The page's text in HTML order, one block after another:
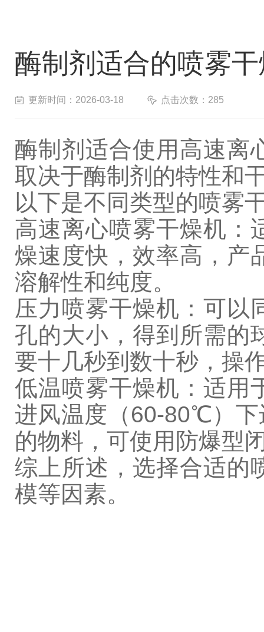
酶制剂适合的喷雾
更新时间：2026-03-18 点击次数：285
酶制剂适合使用高速离
取决于酶制剂的特性和
以下是不同类型的喷雾
高速离心喷雾干燥机：
燥速度快，效率高，产
溶解性和纯度。
压力喷雾干燥机：可以
孔的大小，得到所需的
要十几秒到数十秒，操
低温喷雾干燥机：适用
进风温度（60-80℃）下
的物料，可使用防爆型
综上所述，选择合适的
模等因素。